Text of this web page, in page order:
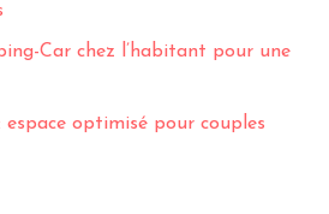
Car chez l’habitant pour une
espace optimisé pour couples